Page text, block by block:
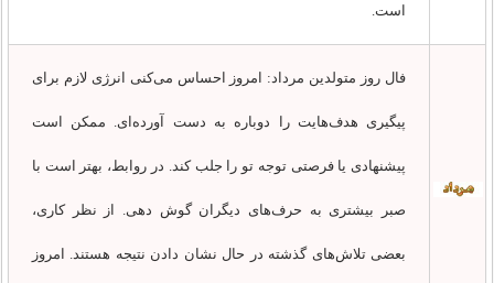
است.
فال روز متولدین مرداد: امروز احساس می‌کنی انرژی لازم برای
پیگیری هدف‌هایت را دوباره به دست آورده‌ای. ممکن است
پیشنهادی یا فرصتی توجه تو را جلب کند. در روابط، بهتر است با
صبر بیشتری به حرف‌های دیگران گوش دهی. از نظر کاری،
بعضی تلاش‌های گذشته در حال نشان دادن نتیجه هستند. امروز